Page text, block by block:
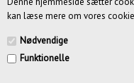
kan læse mere om vores
Nødvendige
Funktionelle